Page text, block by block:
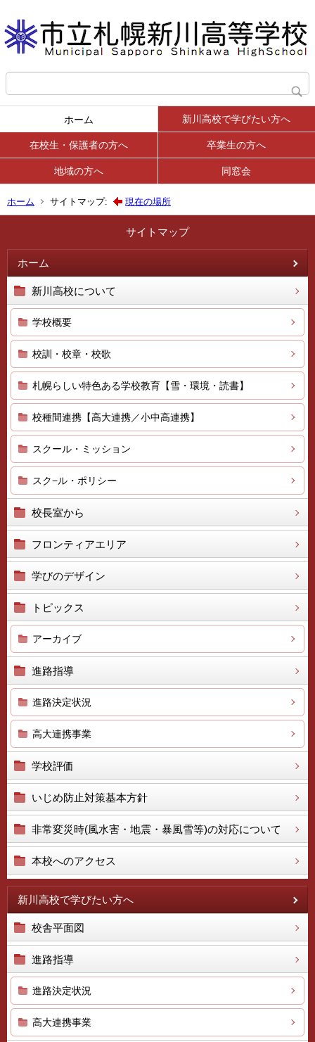
ホーム 新川高校で学びたい方へ
在校生・保護者の方へ 卒業生の方へ
地域の方へ 同窓会
ホーム サイトマップ: 現在の場所
サイトマップ
ホーム
新川高校について
学校概要
校訓・校章・校歌
札幌らしい特色ある学校教育【雪・環境・読書】
校種間連携【高大連携／小中高連携】
スクール・ミッション
スク−ル・ポリシー
校長室から
フロンティアエリア
学びのデザイン
トピックス
アーカイブ
進路指導
進路決定状況
高大連携事業
学校評価
いじめ防止対策基本方針
非常変災時(風水害・地震・暴風雪等)の対応について
本校へのアクセス
新川高校で学びたい方へ
校舎平面図
進路指導
進路決定状況
高大連携事業